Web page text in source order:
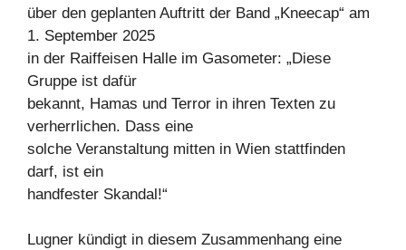
über den geplanten Auftritt der Band „Kneecap“ am
1. September 2025
in der Raiffeisen Halle im Gasometer: „Diese
Gruppe ist dafür
bekannt, Hamas und Terror in ihren Texten zu
verherrlichen. Dass eine
solche Veranstaltung mitten in Wien stattfinden
darf, ist ein
handfester Skandal!“
Lugner kündigt in diesem Zusammenhang eine